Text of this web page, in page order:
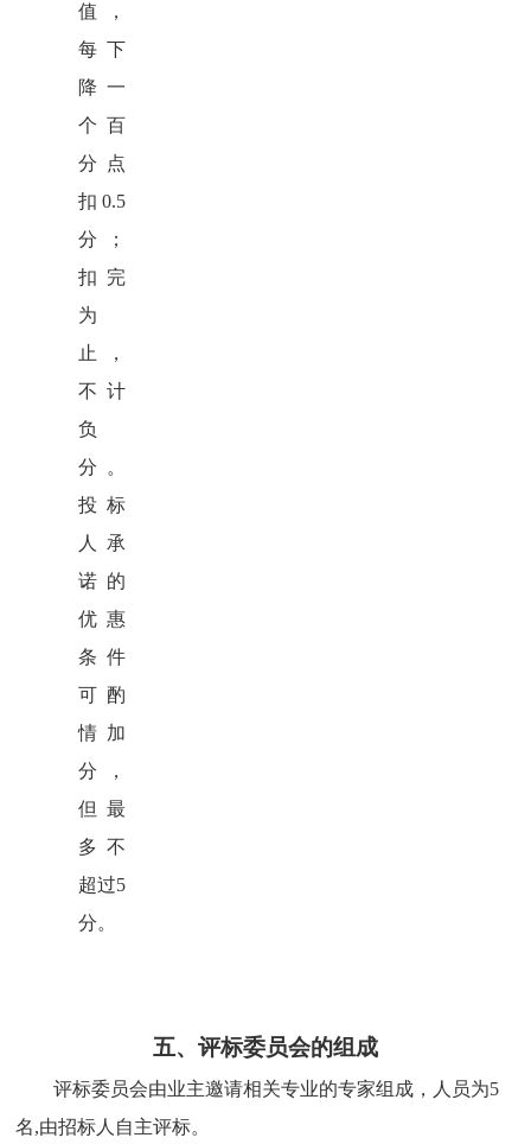
值，
每下
降一
个百
分点
扣0.5
分；
扣完
为
止，
不计
负
分。
投标
人承
诺的
优惠
条件
可酌
情加
分，
但最
多不
超过5
分。
五、评标委员会的组成
评标委员会由业主邀请相关专业的专家组成， 人员为5
名,由招标人自主评标。